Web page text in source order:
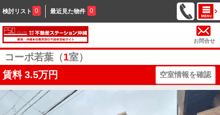
検討リスト 0 最近見た物件 0
お問合せ
コーポ若葉（1室）
賃料 3.5万円 空室情報を確認